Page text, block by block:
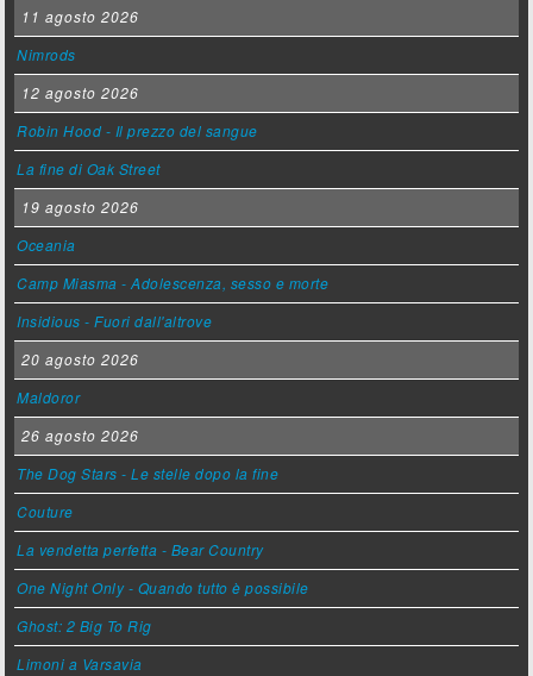
11 agosto 2026
Nimrods
12 agosto 2026
Robin Hood - Il prezzo del sangue
La fine di Oak Street
19 agosto 2026
Oceania
Camp Miasma - Adolescenza, sesso e morte
Insidious - Fuori dall'altrove
20 agosto 2026
Maldoror
26 agosto 2026
The Dog Stars - Le stelle dopo la fine
Couture
La vendetta perfetta - Bear Country
One Night Only - Quando tutto è possibile
Ghost: 2 Big To Rig
Limoni a Varsavia